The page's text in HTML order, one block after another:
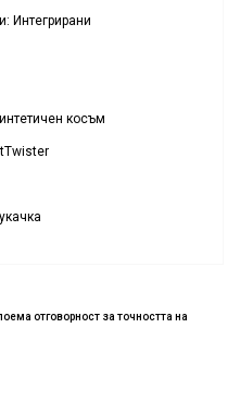
Интегрирани
косъм
отговорност за точността на